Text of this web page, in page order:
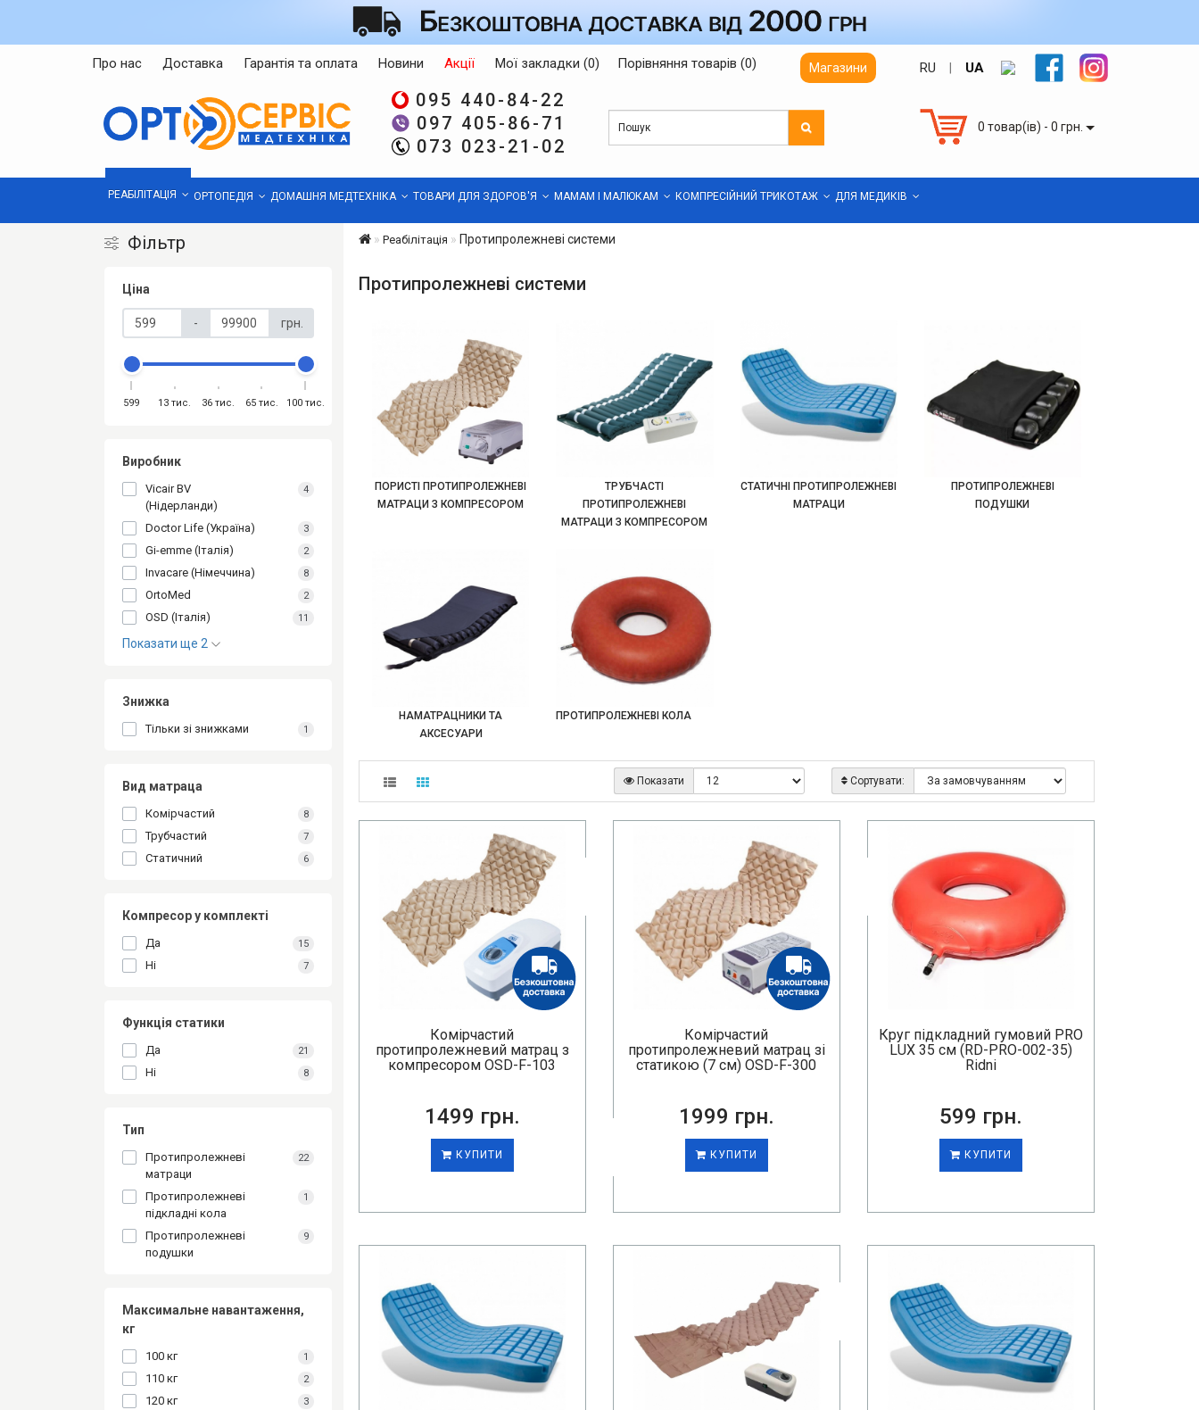
Про нас Доставка Гарантія та оплата Новини Акції Мої закладки (0) Порівняння товарів (0) Магазини RU UA
095 440-84-22
097 405-86-71
073 023-21-02
0 товар(ів) - 0 грн.
РЕАБІЛІТАЦІЯ ОРТОПЕДІЯ ДОМАШНЯ МЕДТЕХНІКА ТОВАРИ ДЛЯ ЗДОРОВ'Я МАМАМ І МАЛЮКАМ КОМПРЕСІЙНИЙ ТРИКОТАЖ ДЛЯ МЕДИКІВ
Фільтр
Ціна
- грн.
599 13 тис. 36 тис. 65 тис. 100 тис.
Виробник
Vicair BV
(Нідерланди)
4
Doctor Life (Україна) 3
Gi-emme (Італія) 2
Invacare (Німеччина) 8
OrtoMed 2
OSD (Італія) 11
Показати ще 2
Знижка
Тільки зі знижками 1
Вид матраца
Комірчастий 8
Трубчастий 7
Статичний 6
Компресор у комплекті
Да 15
Ні 7
Функція статики
Да 21
Ні 8
Тип
Протипролежневі
матраци
22
Протипролежневі
підкладні кола
1
Протипролежневі
подушки
9
Максимальне навантаження,
кг
100 кг 1
110 кг 2
120 кг 3
Реабілітація Протипролежневі системи
Протипролежневі системи
ПОРИСТІ ПРОТИПРОЛЕЖНЕВІ
МАТРАЦИ З КОМПРЕСОРОМ
ТРУБЧАСТІ
ПРОТИПРОЛЕЖНЕВІ
МАТРАЦИ З КОМПРЕСОРОМ
СТАТИЧНІ ПРОТИПРОЛЕЖНЕВІ
МАТРАЦИ
ПРОТИПРОЛЕЖНЕВІ
ПОДУШКИ
НАМАТРАЦНИКИ ТА
АКСЕСУАРИ
ПРОТИПРОЛЕЖНЕВІ КОЛА
Сортувати:
Показати
Комірчастий
протипролежневий матрац з
компресором OSD-F-103
1499 грн.
КУПИТИ
Комірчастий
протипролежневий матрац зі
статикою (7 см) OSD-F-300
1999 грн.
КУПИТИ
Круг підкладний гумовий PRO
LUX 35 см (RD-PRO-002-35)
Ridni
599 грн.
КУПИТИ